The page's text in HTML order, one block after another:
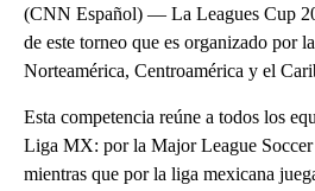
(CNN Español) — La Leagues Cup
de este torneo que es organizado por
Norteamérica, Centroamérica y el
Esta competencia reúne a todos los
Liga MX: por la Major League Soccer
mientras que por la liga mexicana